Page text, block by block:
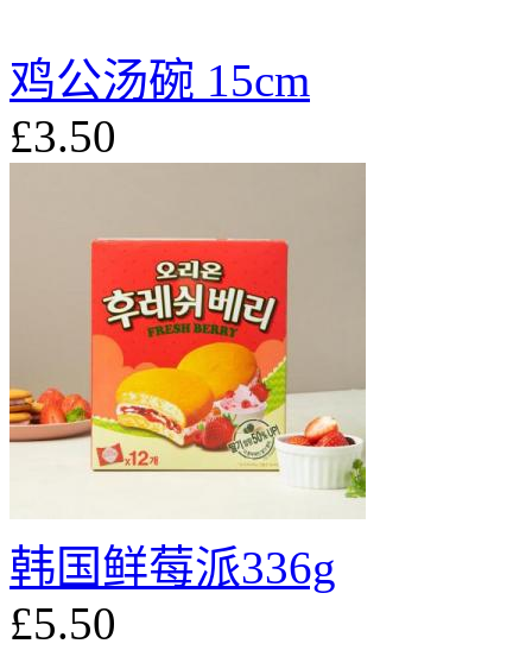
鸡公汤碗 15cm
£3.50
韩国鲜莓派336g
£5.50